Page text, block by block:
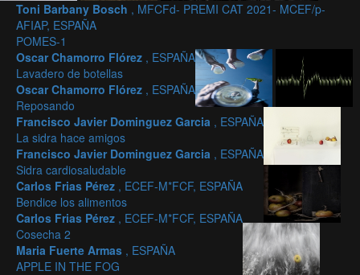
Toni Barbany Bosch , MFCFd- PREMI CAT 2021- MCEF/p-
AFIAP, ESPAÑA
POMES-1
Oscar Chamorro Flórez , ESPAÑA
Lavadero de botellas
Oscar Chamorro Flórez , ESPAÑA
Reposando
Francisco Javier Dominguez Garcia , ESPAÑA
La sidra hace amigos
Francisco Javier Dominguez Garcia , ESPAÑA
Sidra cardiosaludable
Carlos Frias Pérez , ECEF-M*FCF, ESPAÑA
Bendice los alimentos
Carlos Frias Pérez , ECEF-M*FCF, ESPAÑA
Cosecha 2
Maria Fuerte Armas , ESPAÑA
APPLE IN THE FOG